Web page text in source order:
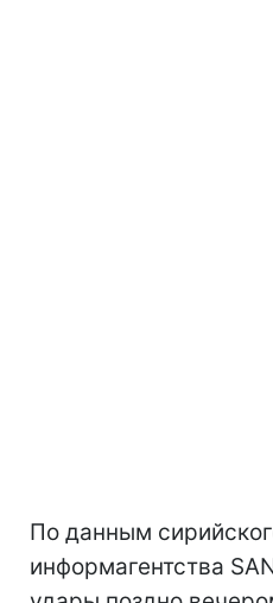
По данным
информагентства